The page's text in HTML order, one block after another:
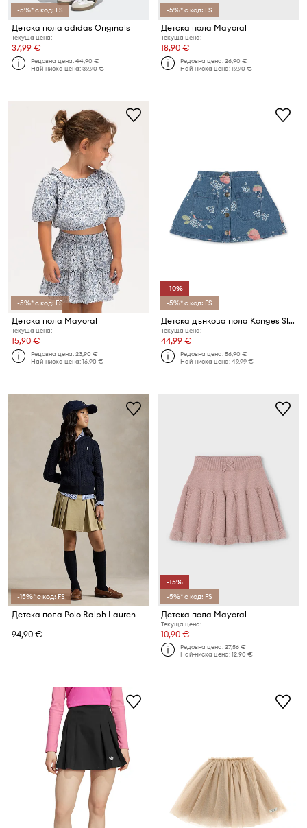
-5%* с код: FS
Детска пола adidas Originals
Текуща цена:
37,99 €
Редовна цена:44,90 €
Най-ниска цена:39,90 €
-5%* с код: FS
Детска пола Mayoral
Текуща цена:
18,90 €
Редовна цена:26,90 €
Най-ниска цена:19,90 €
-5%* с код: FS
Детска пола Mayoral
Текуща цена:
15,90 €
Редовна цена:23,90 €
Най-ниска цена:16,90 €
-10%
-5%* с код: FS
Детска дънкова пола Konges Sløjd MAGOT SKIRT GOTS
Текуща цена:
44,99 €
Редовна цена:56,90 €
Най-ниска цена:49,99 €
-15%* с код: FS
Детска пола Polo Ralph Lauren
94,90 €
-15%
-5%* с код: FS
Детска пола Mayoral
Текуща цена:
10,90 €
Редовна цена:27,56 €
Най-ниска цена:12,90 €